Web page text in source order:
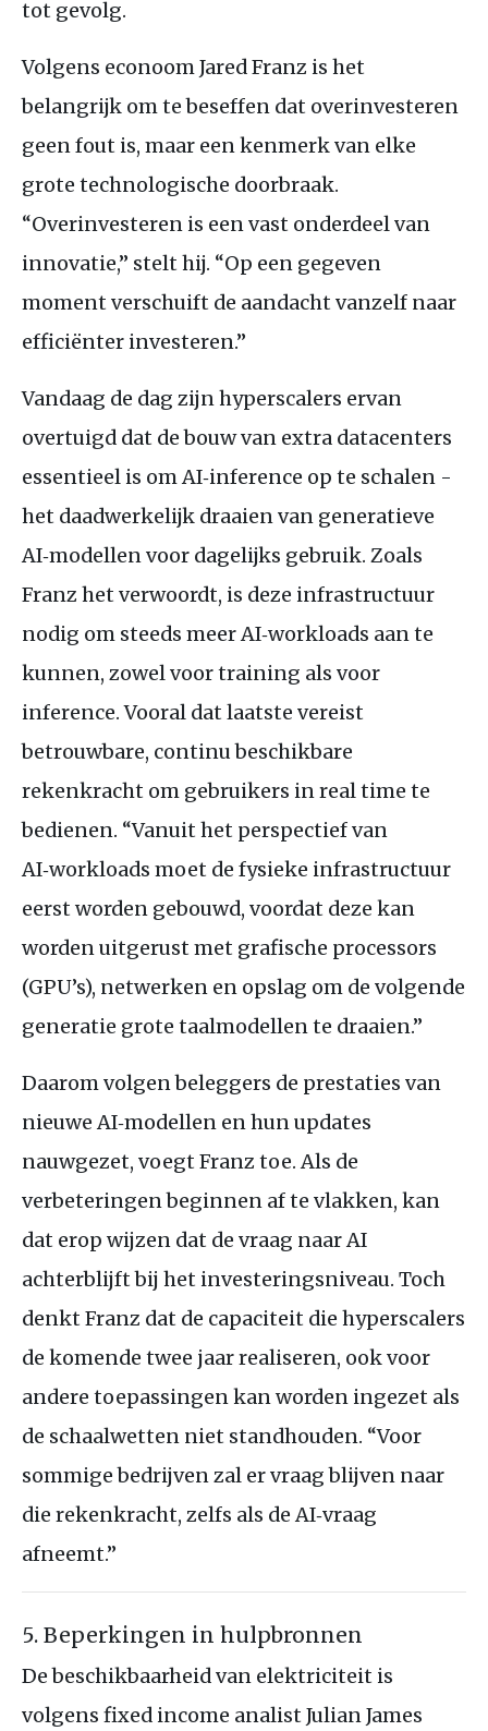
tot gevolg.
Volgens econoom Jared Franz is het
belangrijk om te beseffen dat overinvesteren
geen fout is, maar een kenmerk van elke
grote technologische doorbraak.
“Overinvesteren is een vast onderdeel van
innovatie,” stelt hij. “Op een gegeven
moment verschuift de aandacht vanzelf naar
efficiënter investeren.”
Vandaag de dag zijn hyperscalers ervan
overtuigd dat de bouw van extra datacenters
essentieel is om AI‑inference op te schalen -
het daadwerkelijk draaien van generatieve
AI‑modellen voor dagelijks gebruik. Zoals
Franz het verwoordt, is deze infrastructuur
nodig om steeds meer AI‑workloads aan te
kunnen, zowel voor training als voor
inference. Vooral dat laatste vereist
betrouwbare, continu beschikbare
rekenkracht om gebruikers in real time te
bedienen. “Vanuit het perspectief van
AI‑workloads moet de fysieke infrastructuur
eerst worden gebouwd, voordat deze kan
worden uitgerust met grafische processors
(GPU’s), netwerken en opslag om de volgende
generatie grote taalmodellen te draaien.”
Daarom volgen beleggers de prestaties van
nieuwe AI‑modellen en hun updates
nauwgezet, voegt Franz toe. Als de
verbeteringen beginnen af te vlakken, kan
dat erop wijzen dat de vraag naar AI
achterblijft bij het investeringsniveau. Toch
denkt Franz dat de capaciteit die hyperscalers
de komende twee jaar realiseren, ook voor
andere toepassingen kan worden ingezet als
de schaalwetten niet standhouden. “Voor
sommige bedrijven zal er vraag blijven naar
die rekenkracht, zelfs als de AI‑vraag
afneemt.”
5. Beperkingen in hulpbronnen
De beschikbaarheid van elektriciteit is
volgens fixed income analist Julian James